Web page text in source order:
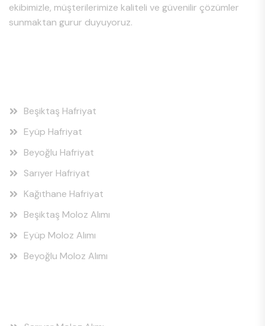
ekibimizle, müşterilerimize kaliteli ve güvenilir çözümler
sunmaktan gurur duyuyoruz.
Beşiktaş Hafriyat
Eyüp Hafriyat
Beyoğlu Hafriyat
Sarıyer Hafriyat
Kağıthane Hafriyat
Beşiktaş Moloz Alımı
Eyüp Moloz Alımı
Beyoğlu Moloz Alımı